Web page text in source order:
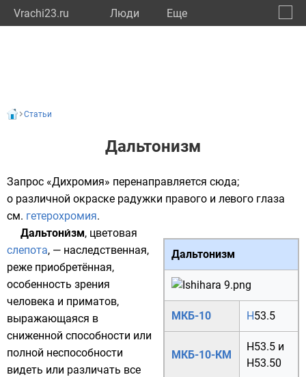
Vrachi23.ru Люди Eще
Статьи
Дальтонизм
Запрос «Дихромия» перенаправляется сюда;
о различной окраске радужки правого и левого глаза
см. гетерохромия.
Дальтонизм
МКБ-10 H53.5
МКБ-10-КМ
H53.5 и
H53.50
Дальтони́зм, цветовая
слепота, — наследственная,
реже приобретённая,
особенность зрения
человека и приматов,
выражающаяся в
сниженной способности или
полной неспособности
видеть или различать все